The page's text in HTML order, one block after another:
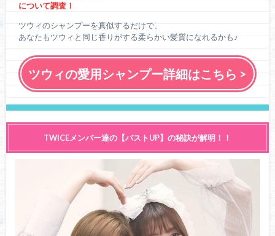
について調査！
ツウィのシャンプーを真似するだけで、
あなたもツウィと同じ香りがする柔らかい髪質になれるかも♪
ツウィの愛用シャンプー詳細はこちら >
TWICEメンバー達の【バストUP】の秘訣が解明！！